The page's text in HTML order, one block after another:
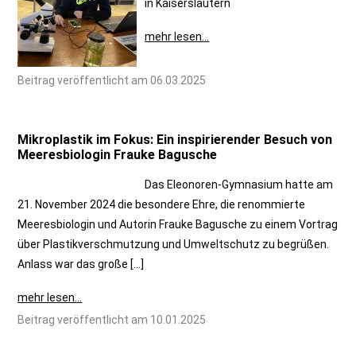
in Kaiserslautern
mehr lesen...
Beitrag veröffentlicht am 06.03.2025
Mikroplastik im Fokus: Ein inspirierender Besuch von
Meeresbiologin Frauke Bagusche
Das Eleonoren-Gymnasium hatte am
21. November 2024 die besondere Ehre, die renommierte
Meeresbiologin und Autorin Frauke Bagusche zu einem Vortrag
über Plastikverschmutzung und Umweltschutz zu begrüßen.
Anlass war das große […]
mehr lesen...
Beitrag veröffentlicht am 10.01.2025